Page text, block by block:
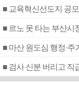
■ 교육혁신선도지 공
■ 르노 못 타는 부산
■ 마산 원도심 행정·